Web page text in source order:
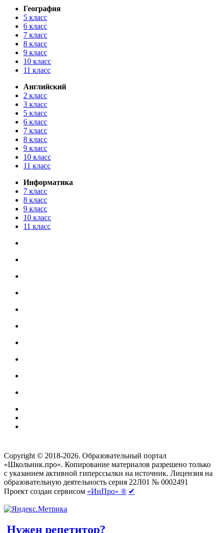
География
5 класс
6 класс
7 класс
8 класс
9 класс
10 класс
11 класс
Английский
2 класс
3 класс
5 класс
6 класс
7 класс
8 класс
9 класс
10 класс
11 класс
Информатика
7 класс
8 класс
9 класс
10 класс
11 класс
Copyright © 2018-2026. Образовательный портал
«Школьник.про». Копирование материалов разрешено только
с указанием активной гиперссылки на источник. Лицензия на
образовательную деятельность серия 22Л01 № 0002491
Проект создан сервисом «ИнПро» ® ✔
Нужен репетитор?